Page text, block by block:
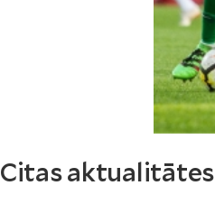
Citas aktualitātes